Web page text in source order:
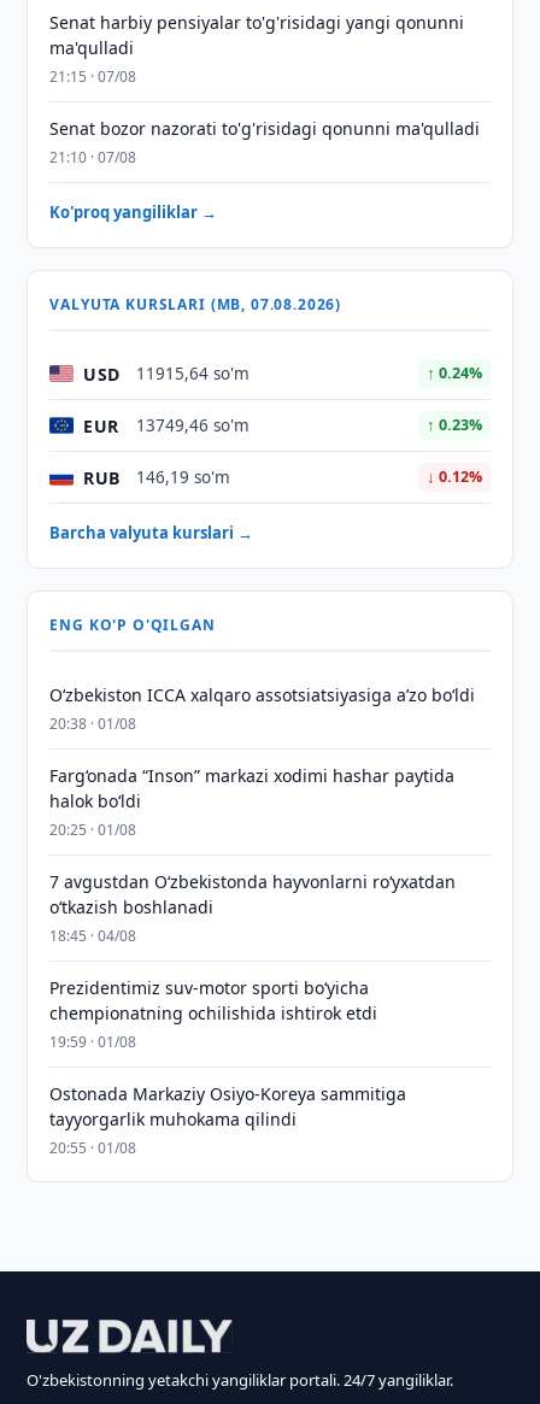
Senat harbiy pensiyalar to'g'risidagi yangi qonunni
ma'qulladi
21:15 · 07/08
Senat bozor nazorati to'g'risidagi qonunni ma'qulladi
21:10 · 07/08
Ko'proq yangiliklar →
VALYUTA KURSLARI (MB, 07.08.2026)
USD 11915,64 so'm ↑ 0.24%
EUR 13749,46 so'm ↑ 0.23%
RUB 146,19 so'm ↓ 0.12%
Barcha valyuta kurslari →
ENG KO'P O'QILGAN
O‘zbekiston ICCA xalqaro assotsiatsiyasiga aʼzo bo‘ldi
20:38 · 01/08
Farg‘onada “Inson” markazi xodimi hashar paytida
halok bo‘ldi
20:25 · 01/08
7 avgustdan O‘zbekistonda hayvonlarni ro‘yxatdan
o‘tkazish boshlanadi
18:45 · 04/08
Prezidentimiz suv-motor sporti bo‘yicha
chempionatning ochilishida ishtirok etdi
19:59 · 01/08
Ostonada Markaziy Osiyo-Koreya sammitiga
tayyorgarlik muhokama qilindi
20:55 · 01/08
O'zbekistonning yetakchi yangiliklar portali. 24/7 yangiliklar.